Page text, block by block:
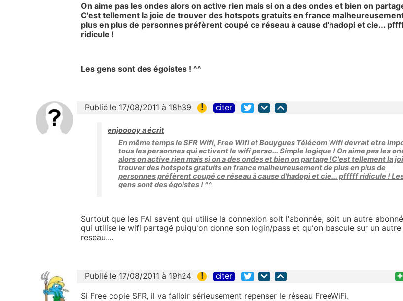
On aime pas les ondes alors on active rien mais si on a des ondes et bien on
C'est tellement la joie de trouver des hotspots gratuits en france
plus en plus de personnes préfèrent coupé ce réseau à cause d'hadopi et cie...
ridicule !
Les gens sont des égoistes ! ^^
Publié le 17/08/2011 à 18h39 ! citer
enjooooy a écrit
En même temps le SFR Wifi, Free Wifi et Bouygues Télécom Wifi devrait etre
tous les personnes qui activent le wifi perso... Simple logique ! On aime pas les
alors on active rien mais si on a des ondes et bien on partage !C'est tellement la
trouver des hotspots gratuits en france malheureusement de plus en plus de
personnes préfèrent coupé ce réseau à cause d'hadopi et cie... pfffff ridicule !
gens sont des égoistes ! ^^
Surtout que les FAI savent qui utilise la connexion soit l'abonnée, soit un autre
qui utilise le wifi partagé puiqu'on donne son login/pass et qu'on bascule sur un autre
reseau....
Publié le 17/08/2011 à 19h24 ! citer +
Si Free copie SFR, il va falloir sérieusement repenser le réseau FreeWiFi.